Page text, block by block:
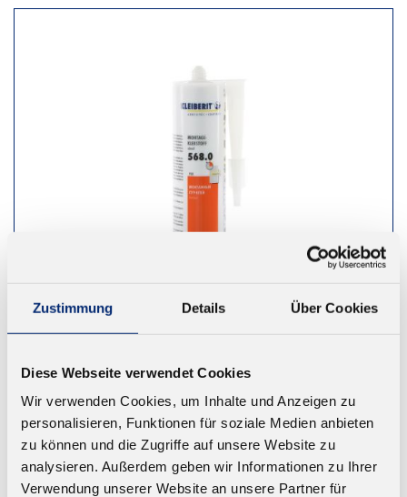
Zustimmung Details Über Cookies
Diese Webseite verwendet Cookies
Wir verwenden Cookies, um Inhalte und Anzeigen zu
personalisieren, Funktionen für soziale Medien anbieten
zu können und die Zugriffe auf unsere Website zu
analysieren. Außerdem geben wir Informationen zu Ihrer
Verwendung unserer Website an unsere Partner für
568.0 1K PUR Montageklebstoff D4
Hervorragende Haftung. Geprüft nach EN 14257
(Watt 91). Farbe: beige. Offene Zeit: ca. 5 Minuten
Ab 14,26 € zzgl. MwSt.